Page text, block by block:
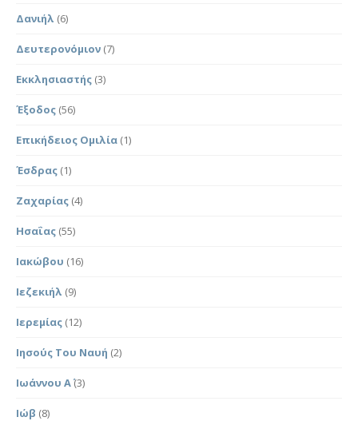
Δανιήλ (6)
Δευτερονόμιον (7)
Εκκλησιαστής (3)
Έξοδος (56)
Επικήδειος Ομιλία (1)
Έσδρας (1)
Ζαχαρίας (4)
Ησαΐας (55)
Ιακώβου (16)
Ιεζεκιήλ (9)
Ιερεμίας (12)
Ιησούς Του Ναυή (2)
Ιωάννου Α΄(3)
Ιώβ (8)